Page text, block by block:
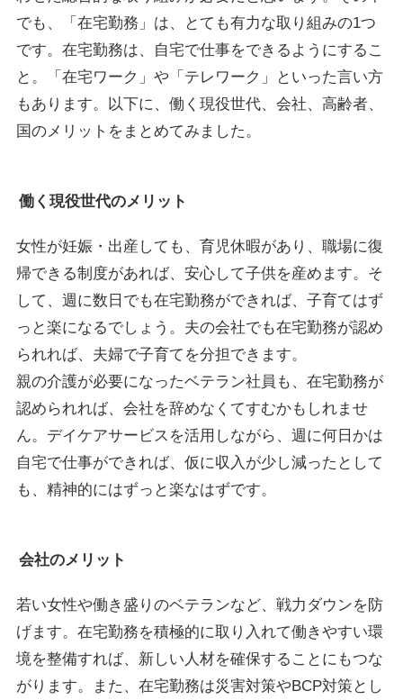
でも、「在宅勤務」は、とても有力な取り組みの1つ
です。在宅勤務は、自宅で仕事をできるようにするこ
と。「在宅ワーク」や「テレワーク」といった言い方
もあります。以下に、働く現役世代、会社、高齢者、
国のメリットをまとめてみました。
働く現役世代のメリット
女性が妊娠・出産しても、育児休暇があり、職場に復
帰できる制度があれば、安心して子供を産めます。そ
して、週に数日でも在宅勤務ができれば、子育てはず
っと楽になるでしょう。夫の会社でも在宅勤務が認め
られれば、夫婦で子育てを分担できます。
親の介護が必要になったベテラン社員も、在宅勤務が
認められれば、会社を辞めなくてすむかもしれませ
ん。デイケアサービスを活用しながら、週に何日かは
自宅で仕事ができれば、仮に収入が少し減ったとして
も、精神的にはずっと楽なはずです。
会社のメリット
若い女性や働き盛りのベテランなど、戦力ダウンを防
げます。在宅勤務を積極的に取り入れて働きやすい環
境を整備すれば、新しい人材を確保することにもつな
がります。また、在宅勤務は災害対策やBCP対策とし